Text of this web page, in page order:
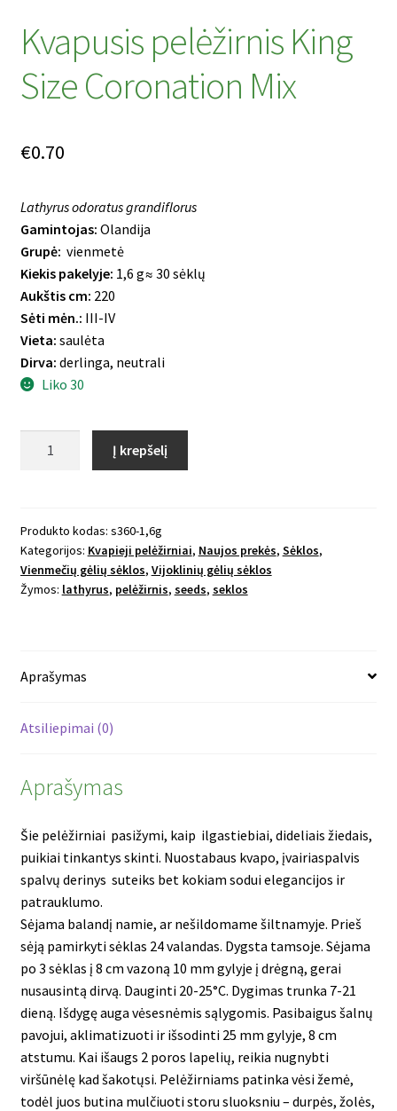
Kvapusis pelėžirnis King
Size Coronation Mix
€0.70
Lathyrus odoratus grandiflorus
Gamintojas: Olandija
Grupė: vienmetė
Kiekis pakelyje: 1,6 g≈ 30 sėklų
Aukštis cm: 220
Sėti mėn.: III-IV
Vieta: saulėta
Dirva: derlinga, neutrali
Liko 30
King
Size
Coronation
Mix
Į krepšelį
Produkto kodas: s360-1,6g
Kategorijos: Kvapieji pelėžirniai, Naujos prekės, Sėklos,
Vienmečių gėlių sėklos, Vijoklinių gėlių sėklos
Žymos: lathyrus, pelėžirnis, seeds, seklos
Aprašymas
Atsiliepimai (0)
Aprašymas
Šie pelėžirniai pasižymi, kaip ilgastiebiai, dideliais žiedais,
puikiai tinkantys skinti. Nuostabaus kvapo, įvairiaspalvis
spalvų derinys suteiks bet kokiam sodui elegancijos ir
patrauklumo.
Sėjama balandį namie, ar nešildomame šiltnamyje. Prieš
sėją pamirkyti sėklas 24 valandas. Dygsta tamsoje. Sėjama
po 3 sėklas į 8 cm vazoną 10 mm gylyje į drėgną, gerai
nusausintą dirvą. Dauginti 20-25°C. Dygimas trunka 7-21
dieną. Išdygę auga vėsesnėmis sąlygomis. Pasibaigus šalnų
pavojui, aklimatizuoti ir išsodinti 25 mm gylyje, 8 cm
atstumu. Kai išaugs 2 poros lapelių, reikia nugnybti
viršūnėlę kad šakotųsi. Pelėžirniams patinka vėsi žemė,
todėl juos butina mulčiuoti storu sluoksniu – durpės, žolės,